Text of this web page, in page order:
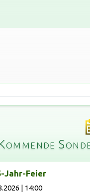
Jahr-Feier
| 14:00